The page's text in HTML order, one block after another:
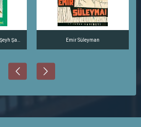
Emir Süleyman